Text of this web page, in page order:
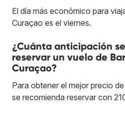
El día más económico para
Curaçao es el viernes.
¿Cuánta anticipación
reservar un vuelo de
Curaçao?
Para obtener el mejor precio
se recomienda reservar con